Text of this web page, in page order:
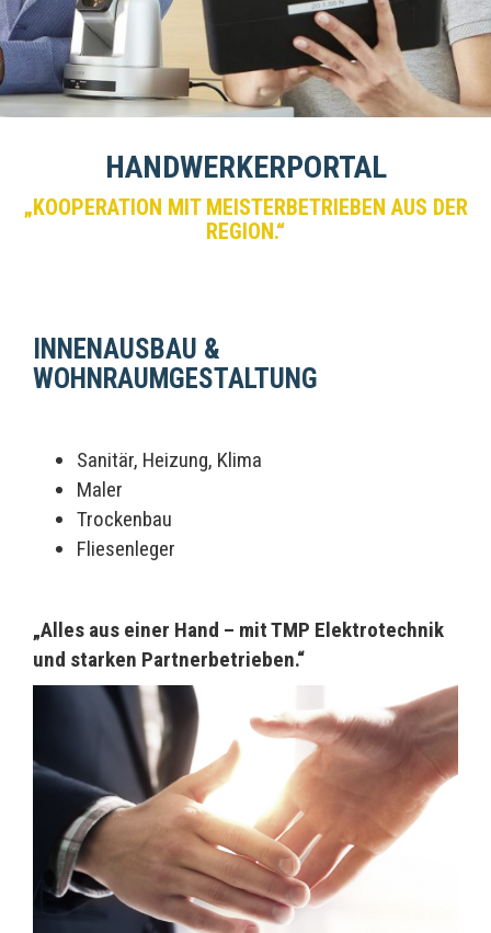
HANDWERKERPORTAL
„KOOPERATION MIT MEISTERBETRIEBEN AUS DER
REGION.“
INNENAUSBAU &
WOHNRAUMGESTALTUNG
Sanitär, Heizung, Klima
Maler
Trockenbau
Fliesenleger
„Alles aus einer Hand – mit TMP Elektrotechnik
und starken Partnerbetrieben.“